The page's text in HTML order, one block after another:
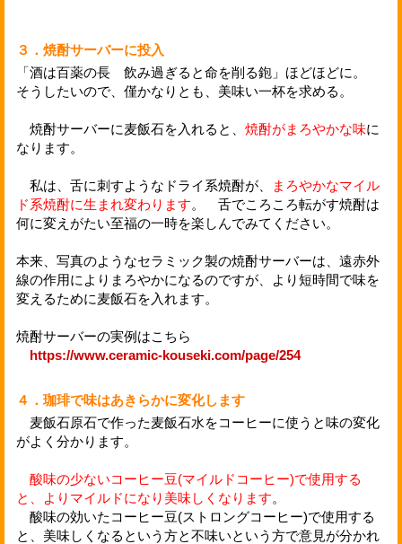
３．焼酎サーバーに投入
「酒は百薬の長 飲み過ぎると命を削る鉋」ほどほどに。
そうしたいので、僅かなりとも、美味い一杯を求める。
焼酎サーバーに麦飯石を入れると、 焼酎がまろやかな味に
なります。
私は、舌に刺すようなドライ系焼酎が、
まろやかなマイル
ド系焼酎に生まれ変わります。 舌でころころ転がす焼酎は
何に変えがたい至福の一時を楽しんでみてください。
本来、写真のようなセラミック製の焼酎サーバーは、遠赤外
線の作用によりまろやかになるのですが、より短時間で味を
変えるために麦飯石を入れます。
焼酎サーバーの実例はこちら
https://www.ceramic-kouseki.com/page/254
４．珈琲で味はあきらかに変化します
麦飯石原石で作った麦飯石水をコーヒーに使うと味の変化
がよく分かります。
酸味の少ないコーヒー豆(マイルドコーヒー)で使用する
と、よりマイルドになり美味しくなります。
酸味の効いたコーヒー豆(ストロングコーヒー)で使用する
と、美味しくなるという方と不味いという方で意見が分かれ